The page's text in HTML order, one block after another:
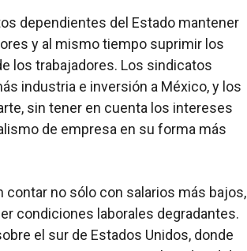
dependientes del Estado mantener
y al mismo tiempo suprimir los
los trabajadores. Los sindicatos
industria e inversión a México, y los
sin tener en cuenta los intereses
de empresa en su forma más
contar no sólo con salarios más bajos,
condiciones laborales degradantes.
el sur de Estados Unidos, donde